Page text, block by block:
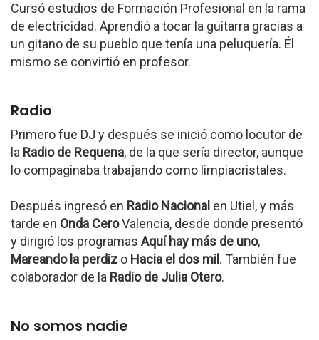
Cursó estudios de Formación Profesional en la rama
de electricidad. Aprendió a tocar la guitarra gracias a
un gitano de su pueblo que tenía una peluquería. Él
mismo se convirtió en profesor.
Radio
Primero fue DJ y después se inició como locutor de
la Radio de Requena, de la que sería director, aunque
lo compaginaba trabajando como limpiacristales.
Después ingresó en Radio Nacional en Utiel, y más
tarde en Onda CeroValencia, desde donde presentó
y dirigió los programas Aquí hay más de uno,
Mareando la perdiz o Hacia el dos mil . También fue
colaborador de la Radio de Julia Otero.
No somos nadie